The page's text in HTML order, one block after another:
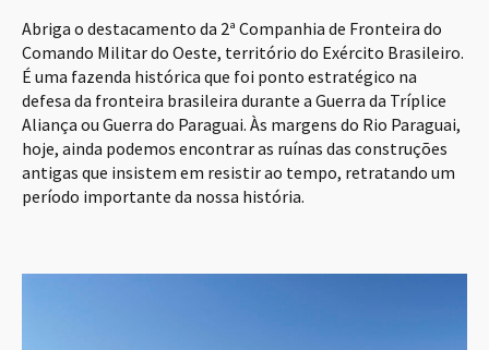
Abriga o destacamento da 2ª Companhia de Fronteira do
Comando Militar do Oeste, território do Exército Brasileiro.
É uma fazenda histórica que foi ponto estratégico na
defesa da fronteira brasileira durante a Guerra da Tríplice
Aliança ou Guerra do Paraguai. Às margens do Rio Paraguai,
hoje, ainda podemos encontrar as ruínas das construções
antigas que insistem em resistir ao tempo, retratando um
período importante da nossa história.